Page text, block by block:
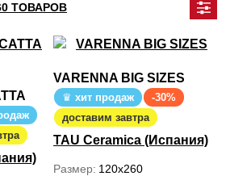
ТОВАРОВ
VARENNA BIG SIZES
хит продаж
-30%
доставим завтра
TAU Ceramica (Испания)
Размер 120x260